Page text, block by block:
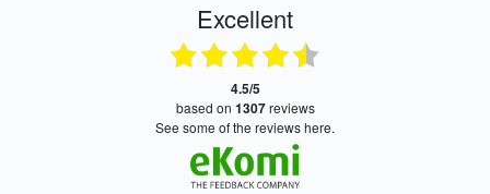
Excellent
4.5/5
based on 1307reviews
see some of the reviews here.